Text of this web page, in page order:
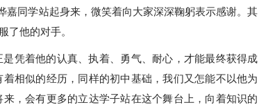
嘉同学站起身来，微笑着向大家深深鞠躬表示感谢。其
他的对手。
凭着他的认真、执着、勇气、耐心，才能最终获得成
相似的经历，同样的初中基础，我们又怎能不以他为
，会有更多的立达学子站在这个舞台上，向着知识的